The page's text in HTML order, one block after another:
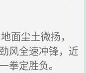
面尘土微扬，
风全速冲锋，近
拳定胜负。